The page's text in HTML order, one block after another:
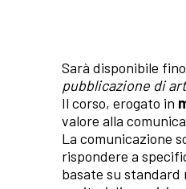
Sarà disponibile
pubblicazione di
Il corso, erogato in
valore alla
La comunicazione
rispondere a
basate su standard